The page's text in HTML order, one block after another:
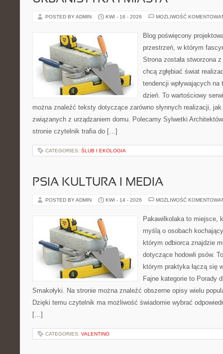
POSTED BY ADMIN KWI - 16 - 2026 MOŻLIWOŚĆ
Blog poświęcony
przestrzeń, w którym
Strona została stworzona
chcą zgłębiać świat
tendencji wpływających
dzień. To wartościowy
można znaleźć teksty dotyczące zarówno słynnych realizacji,
związanych z urządzaniem domu. Polecamy Sylwetki
stronie czytelnik trafia do […]
CATEGORIES: ŚLUB I EKOLOGIA
PSIA KULTURA I MEDIA
POSTED BY ADMIN KWI - 14 - 2026 MOŻLIWOŚĆ
Pakawilkolaka to miejsce,
myślą o osobach
którym odbiorca znajdzie
dotyczące hodowli psów.
którym praktyka łączą się
Fajne kategorie to Porady
Smakołyki. Na stronie można znaleźć obszerne opisy wielu
Dzięki temu czytelnik ma możliwość świadomie wybrać
[…]
CATEGORIES: VALENTINO